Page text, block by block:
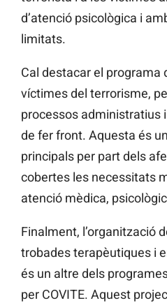
d’atenció psicològica i
limitats.
Cal destacar el programa
víctimes del terrorisme,
processos administratius
de fer front. Aquesta és
principals per part dels
cobertes les necessitats
atenció mèdica,
Finalment, l’organització
trobades terapèutiques i
és un altre dels
per COVITE. Aquest